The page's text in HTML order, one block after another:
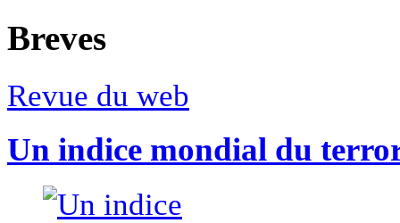
Breves
Revue du web
Un indice mondial du